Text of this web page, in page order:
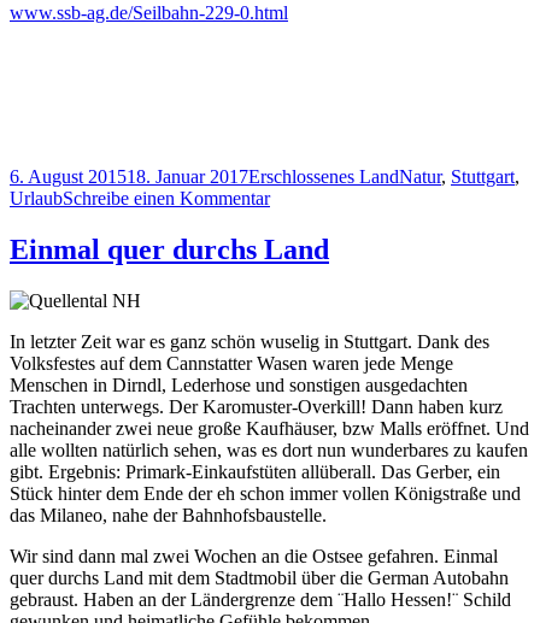
www.ssb-ag.de/Seilbahn-229-0.html
Veröffentlicht
am
6. August 201518. Januar 2017Kategorien
Erschlossenes LandSchlagwörter
Natur, Stuttgart,
UrlaubSchreibe einen Kommentarzu
Standseilbahn
und
Einmal quer durchs Land
In letzter Zeit war es ganz schön wuselig in Stuttgart. Dank des
Volksfestes auf dem Cannstatter Wasen waren jede Menge
Menschen in Dirndl, Lederhose und sonstigen ausgedachten
Trachten unterwegs. Der Karomuster-Overkill! Dann haben kurz
nacheinander zwei neue große Kaufhäuser, bzw Malls eröffnet. Und
alle wollten natürlich sehen, was es dort nun wunderbares zu kaufen
gibt. Ergebnis: Primark-Einkaufstüten allüberall. Das Gerber, ein
Stück hinter dem Ende der eh schon immer vollen Königstraße und
das Milaneo, nahe der Bahnhofsbaustelle.
Wir sind dann mal zwei Wochen an die Ostsee gefahren. Einmal
quer durchs Land mit dem Stadtmobil über die German Autobahn
gebraust. Haben an der Ländergrenze dem ¨Hallo Hessen!¨ Schild